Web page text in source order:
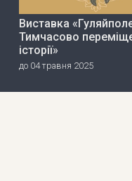
Виставка
Тимчасово
історії»
до 04 травня 2025